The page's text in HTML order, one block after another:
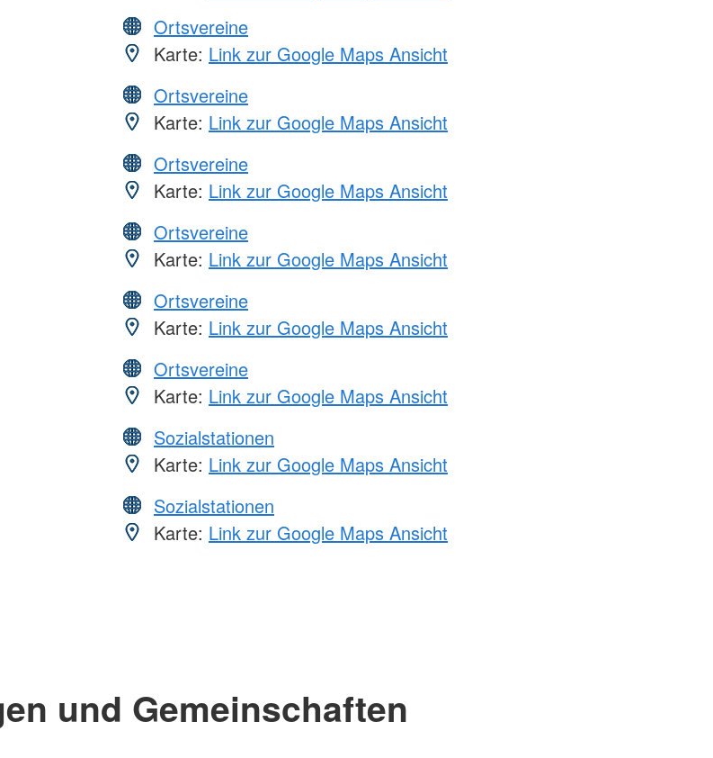
Ortsvereine
Karte: Link zur Google Maps Ansicht
Ortsvereine
Karte: Link zur Google Maps Ansicht
Ortsvereine
Karte: Link zur Google Maps Ansicht
Ortsvereine
Karte: Link zur Google Maps Ansicht
Ortsvereine
Karte: Link zur Google Maps Ansicht
Ortsvereine
Karte: Link zur Google Maps Ansicht
Sozialstationen
Karte: Link zur Google Maps Ansicht
Sozialstationen
Karte: Link zur Google Maps Ansicht
und Gemeinschaften